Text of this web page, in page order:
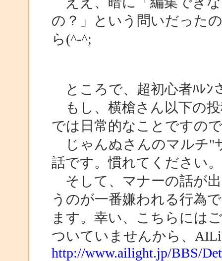
の？」という問いだった
ら(^-^;
ところで、超初心者ﾊﾚﾝ
もし、横槍さん以下の投
では日常的なことですの
じゃんぬさんのマルチ"
話です。慣れてください。
そして、マナーの話が
うのが一番嫌われる行為
ます。幸い、こちらには
ついていませんから、
http://www.ailight.jp/BBS/